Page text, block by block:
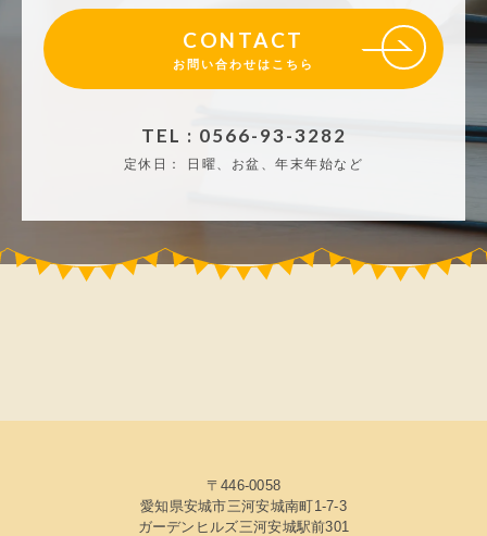
CONTACT
お問い合わせはこちら
TEL : 0566-93-3282
定休日： 日曜、お盆、年末年始など
〒446-0058
愛知県安城市三河安城南町1-7-3
ガーデンヒルズ三河安城駅前301